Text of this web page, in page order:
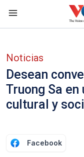
Noticias
Desean
Truong Sa
cultural y
Facebook